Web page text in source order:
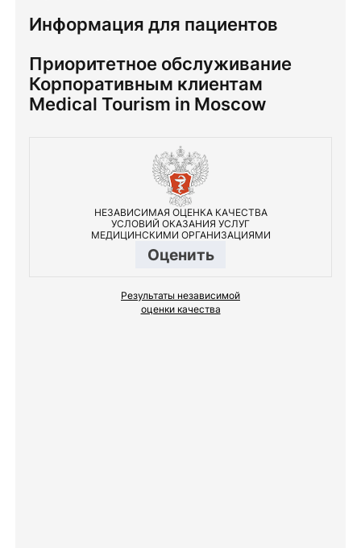
Информация для пациентов
Приоритетное обслуживание
Корпоративным клиентам
Medical Tourism in Moscow
НЕЗАВИСИМАЯ ОЦЕНКА КАЧЕСТВА
УСЛОВИЙ ОКАЗАНИЯ УСЛУГ
МЕДИЦИНСКИМИ ОРГАНИЗАЦИЯМИ
Оценить
Результаты независимой
оценки качества